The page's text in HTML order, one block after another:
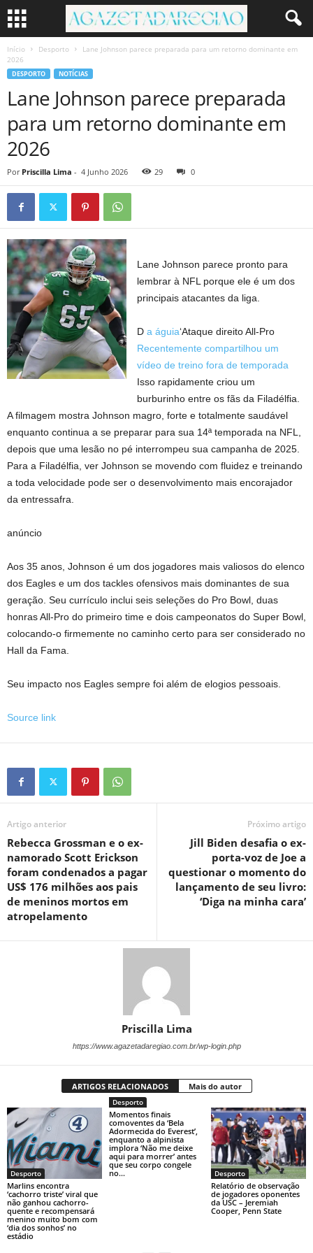
Início Desporto
Lane Johnson parece preparada para um retorno dominante em
2026
DESPORTO NOTÍCIAS
Lane Johnson parece preparada
para um retorno dominante em
2026
Por Priscilla Lima - 4 Junho 2026 29 0
Lane Johnson parece pronto para
lembrar à NFL porque ele é um dos
principais atacantes da liga.
Da águia‘Ataque direito All-Pro
Recentemente compartilhou um
vídeo de treino fora de temporada
Isso rapidamente criou um
burburinho entre os fãs da Filadélfia.
A filmagem mostra Johnson magro, forte e totalmente saudável
enquanto continua a se preparar para sua 14ª temporada na NFL,
depois que uma lesão no pé interrompeu sua campanha de 2025.
Para a Filadélfia, ver Johnson se movendo com fluidez e treinando
a toda velocidade pode ser o desenvolvimento mais encorajador
da entressafra.
anúncio
Aos 35 anos, Johnson é um dos jogadores mais valiosos do elenco
dos Eagles e um dos tackles ofensivos mais dominantes de sua
geração. Seu currículo inclui seis seleções do Pro Bowl, duas
honras All-Pro do primeiro time e dois campeonatos do Super Bowl,
colocando-o firmemente no caminho certo para ser considerado no
Hall da Fama.
Seu impacto nos Eagles sempre foi além de elogios pessoais.
Source link
Artigo anterior
Rebecca Grossman e o ex-
namorado Scott Erickson
foram condenados a pagar
US$ 176 milhões aos pais
de meninos mortos em
atropelamento
Próximo artigo
Jill Biden desafia o ex-
porta-voz de Joe a
questionar o momento do
lançamento de seu livro:
‘Diga na minha cara’
Priscilla Lima
https://www.agazetadaregiao.com.br/wp-login.php
ARTIGOS RELACIONADOS Mais do autor
Desporto
Marlins encontra
‘cachorro triste’ viral que
não ganhou cachorro-
quente e recompensará
menino muito bom com
‘dia dos sonhos’ no
estádio
Desporto
Momentos finais
comoventes da ‘Bela
Adormecida do Everest’,
enquanto a alpinista
implora ‘Não me deixe
aqui para morrer’ antes
que seu corpo congele
no...
Desporto
Relatório de observação
de jogadores oponentes
da USC – Jeremiah
Cooper, Penn State